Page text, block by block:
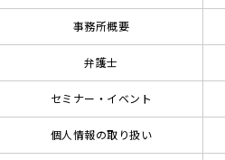
事務所概要
弁護士
セミナー・イベント
個人情報の取り扱い